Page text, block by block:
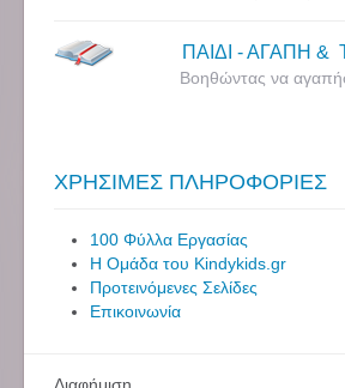
ΠΑΙΔΙ - ΑΓΑΠΗ &
Βοηθώντας να
ΧΡΗΣΙΜΕΣ ΠΛΗΡΟΦΟΡΙΕΣ
100 Φύλλα Εργασίας
Η Ομάδα του Kindykids.gr
Προτεινόμενες Σελίδες
Επικοινωνία